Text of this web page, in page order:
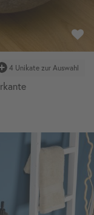
4 Unikate zur Auswahl